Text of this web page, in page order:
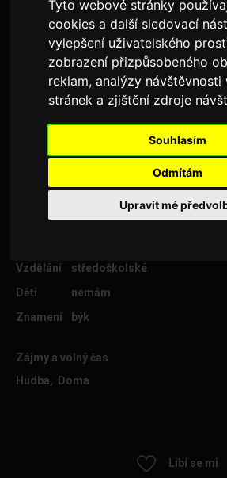
Tyto webové stránky
cookies a další sledovací
vylepšení uživatelského
zobrazení přizpůsobeného
reklam, analýzy návštěvnosti
stránek a zjištění zdroje
Souhlasím
Odmítám
Upravit mé
Lokalita
Brno-město
165
Postava
silnější
ne
nezadaný/á
Hledám
flirt
Vzdělání
středoškolské
Děti
nemám
Znamení
býk
Zájmy a volný čas
Hudba, Doma
Líbí se mi